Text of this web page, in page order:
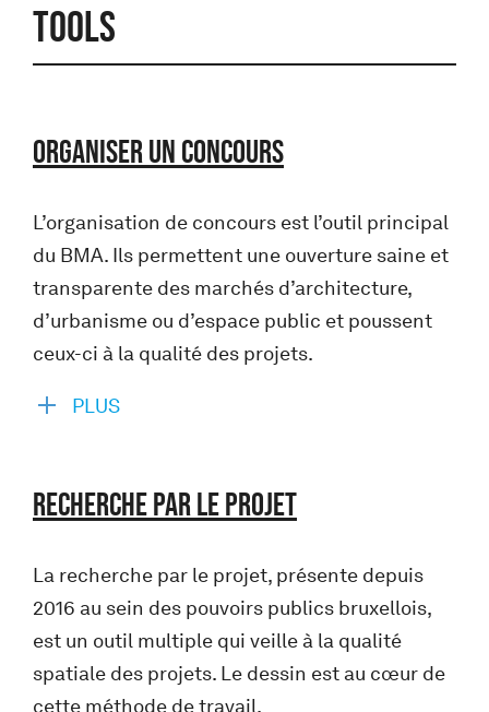
Tools
ORGANISER UN CONCOURS
L’organisation de concours est l’outil principal
du BMA. Ils permettent une ouverture saine et
transparente des marchés d’architecture,
d’urbanisme ou d’espace public et poussent
ceux-ci à la qualité des projets.
PLUS
RECHERCHE PAR LE PROJET
La recherche par le projet, présente depuis
2016 au sein des pouvoirs publics bruxellois,
est un outil multiple qui veille à la qualité
spatiale des projets. Le dessin est au cœur de
cette méthode de travail.